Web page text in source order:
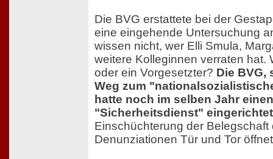
Die BVG erstattete bei der
eine eingehende Untersuchung
wissen nicht, wer Elli Smula,
weitere Kolleginnen verraten hat.
oder ein Vorgesetzter? Die BVG,
Weg zum
hatte noch im selben Jahr einen
"Sicherheitsdienst" eingerichtet
Einschüchterung der Belegschaft
Denunziationen Tür und Tor